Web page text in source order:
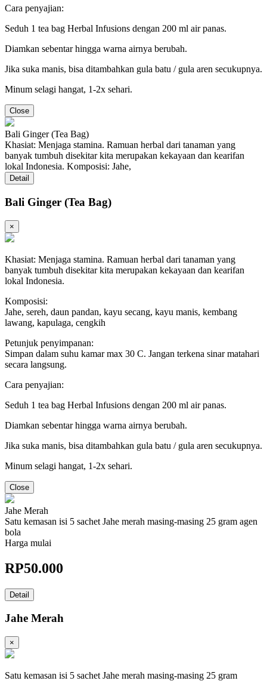
Cara penyajian:
Seduh 1 tea bag Herbal Infusions dengan 200 ml air panas.
Diamkan sebentar hingga warna airnya berubah.
Jika suka manis, bisa ditambahkan gula batu / gula aren secukupnya.
Minum selagi hangat, 1-2x sehari.
Close
Bali Ginger (Tea Bag)
Khasiat: Menjaga stamina. Ramuan herbal dari tanaman yang
banyak tumbuh disekitar kita merupakan kekayaan dan kearifan
lokal Indonesia. Komposisi: Jahe,
Detail
Bali Ginger (Tea Bag)
×
Khasiat: Menjaga stamina. Ramuan herbal dari tanaman yang
banyak tumbuh disekitar kita merupakan kekayaan dan kearifan
lokal Indonesia.
Komposisi:
Jahe, sereh, daun pandan, kayu secang, kayu manis, kembang
lawang, kapulaga, cengkih
Petunjuk penyimpanan:
Simpan dalam suhu kamar max 30 C. Jangan terkena sinar matahari
secara langsung.
Cara penyajian:
Seduh 1 tea bag Herbal Infusions dengan 200 ml air panas.
Diamkan sebentar hingga warna airnya berubah.
Jika suka manis, bisa ditambahkan gula batu / gula aren secukupnya.
Minum selagi hangat, 1-2x sehari.
Close
Jahe Merah
Satu kemasan isi 5 sachet Jahe merah masing-masing 25 gram agen
bola
Harga mulai
RP50.000
Detail
Jahe Merah
×
Satu kemasan isi 5 sachet Jahe merah masing-masing 25 gram